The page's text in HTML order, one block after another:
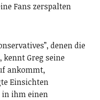
Fans zerspalten
denen die
Greg seine
ankommt,
Einsichten
in ihm einen